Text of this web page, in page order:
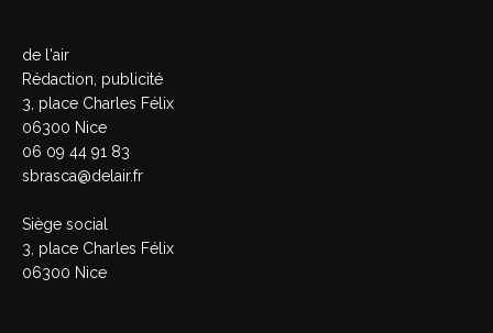
de l'air
Rédaction, publicité
3, place Charles Félix
06300 Nice
06 09 44 91 83
sbrasca@delair.fr
Siège social
3, place Charles Félix
06300 Nice